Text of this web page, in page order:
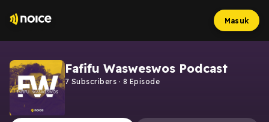
Masuk
Fafifu Wasweswos Podcast
7 Subscribers · 8 Episode